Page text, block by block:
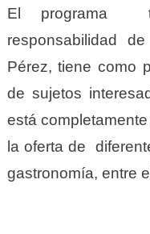
El programa
responsabilidad
Pérez, tiene como
de sujetos
está
la oferta de
gastronomía, entre